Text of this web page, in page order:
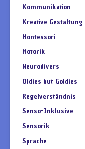
Kommunikation
Kreative Gestaltung
Montessori
Motorik
Neurodivers
Oldies but Goldies
Regelverständnis
Senso-Inklusive
Sensorik
Sprache